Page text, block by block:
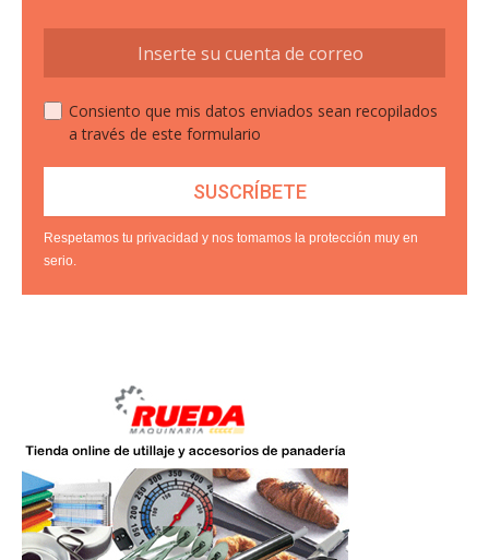
Consiento que mis datos enviados sean recopilados
a través de este formulario
Respetamos tu privacidad y nos tomamos la protección muy en
serio.